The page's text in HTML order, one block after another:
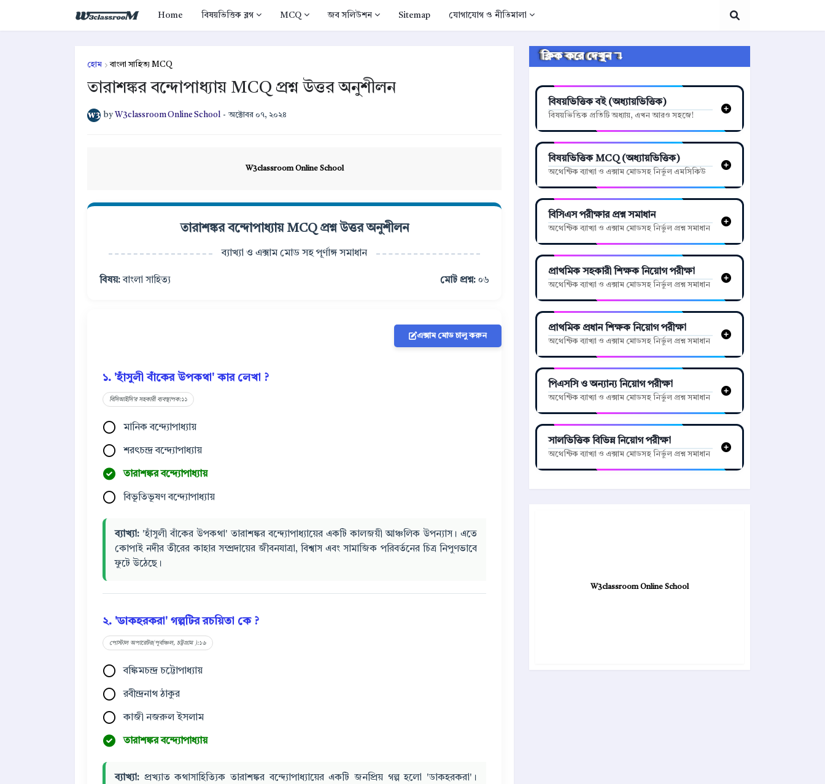
Home বিষয়ভিত্তিক ব্লগ MCQ জব সলিউশন Sitemap যোগাযোগ ও নীতিমালা
হোম বাংলা সাহিত্য MCQ
তারাশঙ্কর বন্দোপাধ্যায় MCQ প্রশ্ন উত্তর অনুশীলন
by W3classroom Online School - অক্টোবর ০৭, ২০২৪
W3classroom Online School
তারাশঙ্কর বন্দোপাধ্যায় MCQ প্রশ্ন উত্তর অনুশীলন
ব্যাখ্যা ও এক্সাম মোড সহ পূর্ণাঙ্গ সমাধান
বিষয়: বাংলা সাহিত্য মোট প্রশ্ন: ০৬
এক্সাম মোড চালু করুন
১. 'হাঁসুলী বাঁকের উপকথা' কার লেখা ?
বিসিআইসি'র সহকারী ব্যবস্থাপক:১১
মানিক বন্দ্যোপাধ্যায়
শরৎচন্দ্র বন্দ্যোপাধ্যায়
তারাশঙ্কর বন্দ্যোপাধ্যায়
বিভূতিভূষণ বন্দ্যোপাধ্যায়
ব্যাখ্যা: 'হাঁসুলী বাঁকের উপকথা' তারাশঙ্কর বন্দ্যোপাধ্যায়ের একটি কালজয়ী আঞ্চলিক উপন্যাস। এতে
কোপাই নদীর তীরের কাহার সম্প্রদায়ের জীবনযাত্রা, বিশ্বাস এবং সামাজিক পরিবর্তনের চিত্র নিপুণভাবে
ফুটে উঠেছে।
২. 'ডাকহরকরা' গল্পটির রচয়িতা কে ?
পোস্টাল অপারেটর(পূর্বাঞ্চল, চট্টগ্রাম ):১৬
বঙ্কিমচন্দ্র চট্টোপাধ্যায়
রবীন্দ্রনাথ ঠাকুর
কাজী নজরুল ইসলাম
তারাশঙ্কর বন্দ্যোপাধ্যায়
ব্যাখ্যা: প্রখ্যাত কথাসাহিত্যিক তারাশঙ্কর বন্দ্যোপাধ্যায়ের একটি জনপ্রিয় গল্প হলো 'ডাকহরকরা'।
ক্লিক করে দেখুন ↴
বিষয়ভিত্তিক বই (অধ্যায়ভিত্তিক)
বিষয়ভিত্তিক প্রতিটি অধ্যায়, এখন আরও সহজে!
বিষয়ভিত্তিক MCQ (অধ্যায়ভিত্তিক)
অথেন্টিক ব্যাখ্যা ও এক্সাম মোডসহ নির্ভুল এমসিকিউ
বিসিএস পরীক্ষার প্রশ্ন সমাধান
অথেন্টিক ব্যাখ্যা ও এক্সাম মোডসহ নির্ভুল প্রশ্ন সমাধান
প্রাথমিক সহকারী শিক্ষক নিয়োগ পরীক্ষা
অথেন্টিক ব্যাখ্যা ও এক্সাম মোডসহ নির্ভুল প্রশ্ন সমাধান
প্রাথমিক প্রধান শিক্ষক নিয়োগ পরীক্ষা
অথেন্টিক ব্যাখ্যা ও এক্সাম মোডসহ নির্ভুল প্রশ্ন সমাধান
পিএসসি ও অন্যান্য নিয়োগ পরীক্ষা
অথেন্টিক ব্যাখ্যা ও এক্সাম মোডসহ নির্ভুল প্রশ্ন সমাধান
সালভিত্তিক বিভিন্ন নিয়োগ পরীক্ষা
অথেন্টিক ব্যাখ্যা ও এক্সাম মোডসহ নির্ভুল প্রশ্ন সমাধান
W3classroom Online School